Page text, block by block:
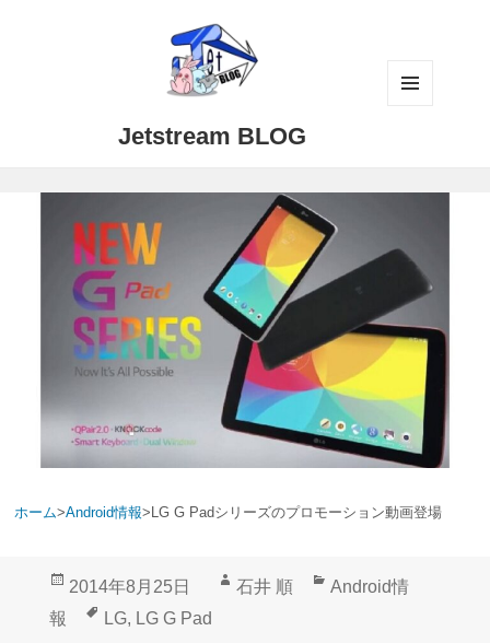
Jetstream BLOG
ホーム>Android情報> LG G Padシリーズのプロモーション動画登場
投
2014年8月25日
作
石井 順
カ
Android情
報
タ
LG, LG G Pad